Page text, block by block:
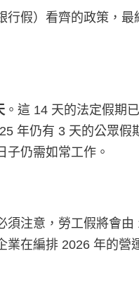
行假）看齊的政策，最
。這 14 天的法定假期
年仍有 3 天的公眾假
子仍需如常工作。
須注意，勞工假將會由
在編排 2026 年的營